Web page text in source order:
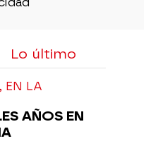
Lo último
EN LA
AÑOS EN